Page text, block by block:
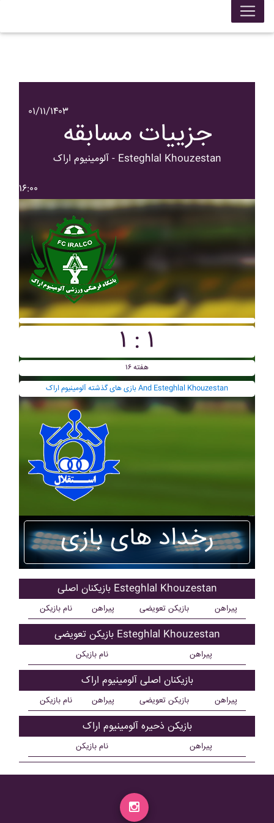
۰۱/۱۱/۱۴۰۳
جزییات مسابقه
آلومينيوم اراک - Esteghlal Khouzestan
۱۶:۰۰
۱ : ۱
هفته ۱۶
بازی های گذشته آلومينيوم اراک And Esteghlal Khouzestan
رخداد های بازی
بازیکنان اصلی Esteghlal Khouzestan
نام بازیکن پیراهن بازیکن تعویضی پیراهن
بازیکن تعویضی Esteghlal Khouzestan
نام بازیکن پیراهن
بازیکنان اصلی آلومينيوم اراک
نام بازیکن پیراهن بازیکن تعویضی پیراهن
بازیکن ذحیره آلومينيوم اراک
نام بازیکن پیراهن